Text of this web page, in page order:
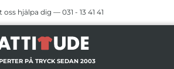
oss hjälpa dig — 031 - 13 41 41
PÅ TRYCK SEDAN 2003